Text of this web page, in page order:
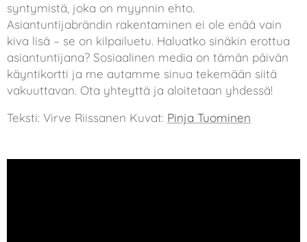
syntymistä, joka on myynnin ehto.
Asiantuntijabrändin rakentaminen ei ole enää vain
kiva lisä – se on kilpailuetu. Haluatko sinäkin erottua
asiantuntijana? Sosiaalinen media on tämän päivän
käyntikortti ja me autamme sinua tekemään siitä
vakuuttavan. Ota yhteyttä ja aloitetaan yhdessä! 👋🏼
Teksti: Virve Riissanen Kuvat: Pinja Tuominen